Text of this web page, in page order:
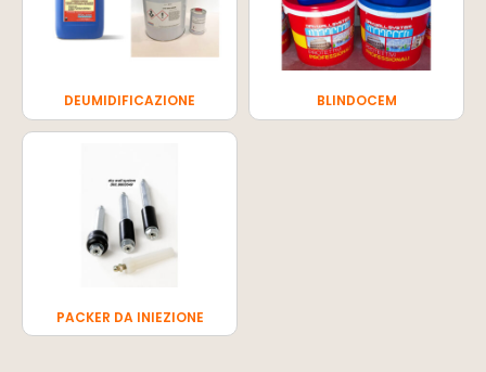
DEUMIDIFICAZIONE BLINDOCEM
PACKER DA INIEZIONE